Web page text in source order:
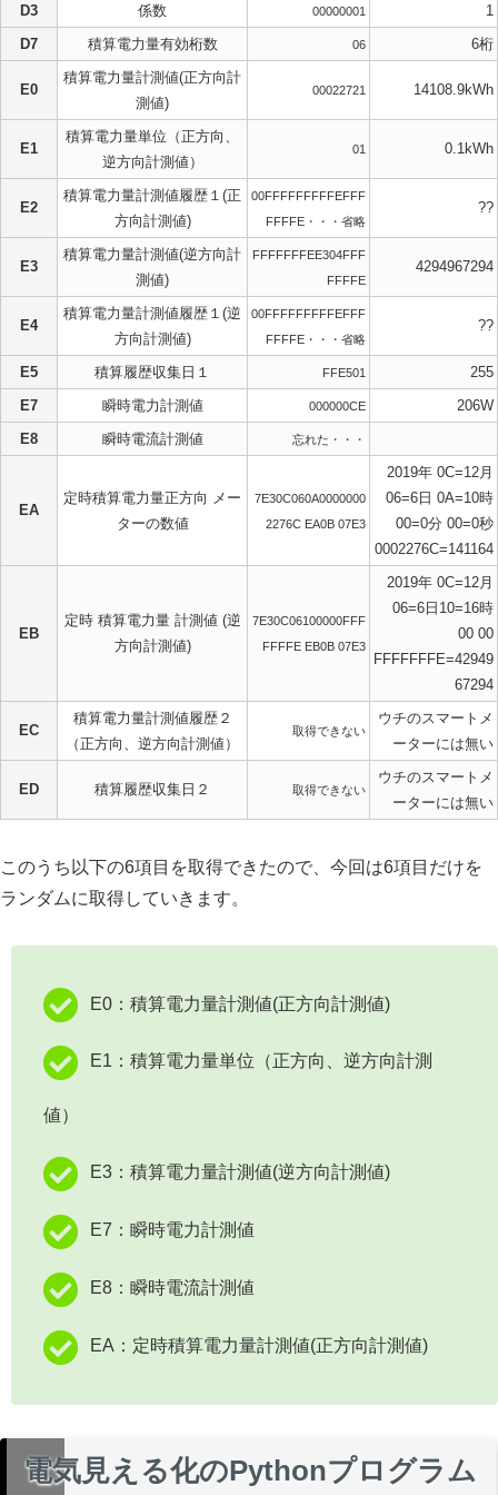
D3 係数 00000001
1
D7
積算電力量有効桁数 06 6桁
E0
積算電力量計測値(正方向計
測値)
00022721 14108.9kWh
E1
積算電力量単位（正方向、
逆方向計測値）
01 0.1kWh
E2
積算電力量計測値履歴１(正
方向計測値)
00FFFFFFFFFEFFF
FFFFE・・・省略
??
E3
積算電力量計測値(逆方向計
測値)
FFFFFFFEE304FFF
FFFFE
4294967294
E4
積算電力量計測値履歴１(逆
方向計測値)
00FFFFFFFFFEFFF
FFFFE・・・省略
??
E5 積算履歴収集日１ FFE501
255
E7
瞬時電力計測値 000000CE
206W
E8
瞬時電流計測値 忘れた・・・
EA
定時積算電力量正方向 メー
ターの数値
7E30C060A0000000
2276C EA0B 07E3
2019年 0C=12月
06=6日 0A=10時
00=0分 00=0秒
0002276C=141164
EB
定時 積算電力量 計測値 (逆
方向計測値)
7E30C06100000FFF
FFFFE EB0B 07E3
2019年 0C=12月
06=6日10=16時
00 00
FFFFFFFE=42949
67294
EC
積算電力量計測値履歴２
（正方向、逆方向計測値）
取得できない
ウチのスマートメ
ーターには無い
ED 積算履歴収集日２ 取得できない
ウチのスマートメ
ーターには無い
このうち以下の6項目を取得できたので、今回は6項目だけを
ランダムに取得していきます。
E0：積算電力量計測値(正方向計測値)
E1：積算電力量単位（正方向、逆方向計測
値）
E3：積算電力量計測値(逆方向計測値)
E7：瞬時電力計測値
E8：瞬時電流計測値
EA： 定時積算電力量計測値(正方向計測値)
電気見える化のPythonプログラム